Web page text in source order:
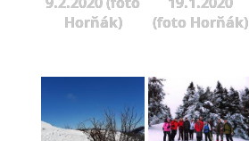
Horňák)
(foto Horňák)